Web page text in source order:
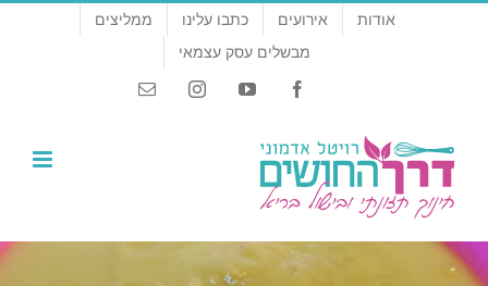
דלג
אודות אירועים כתבו עלינו
ממליצים
מבשלים עסק עצמאי
Facebook
YouTube
Instagram
Email